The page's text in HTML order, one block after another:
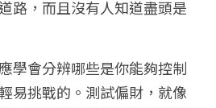
路，而且沒有人知道盡頭是
學會分辨哪些是你能夠控制
易挑戰的。測試偏財，就像